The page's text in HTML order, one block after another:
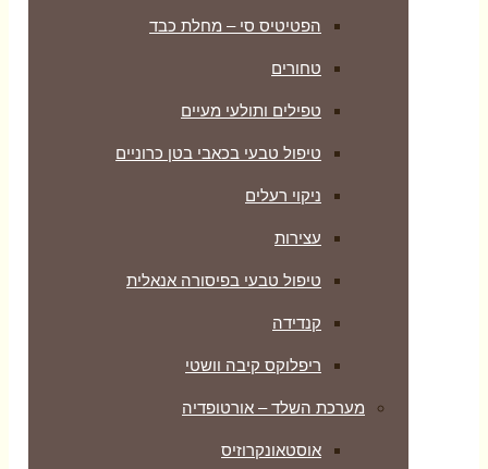
הפטיטיס סי – מחלת כבד
טחורים
טפילים ותולעי מעיים
טיפול טבעי בכאבי בטן כרוניים
ניקוי רעלים
עצירות
טיפול טבעי בפיסורה אנאלית
קנדידה
ריפלוקס קיבה וושטי
מערכת השלד – אורטופדיה
אוסטאונקרוזיס